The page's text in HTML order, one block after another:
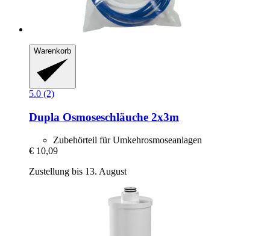
Warenkorb
5.0 (2)
Dupla Osmoseschläuche 2x3m
Zubehörteil für Umkehrosmoseanlagen
€ 10,09
Zustellung bis 13. August